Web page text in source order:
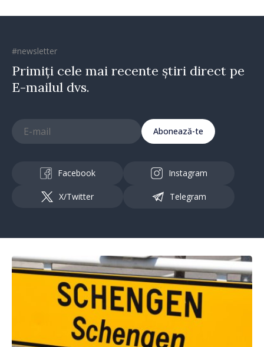
#newsletter
Primiți cele mai recente știri direct pe
E-mailul dvs.
Abonează-te
Facebook Instagram
X/Twitter Telegram